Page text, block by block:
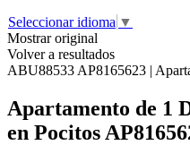
Seleccionar idioma ▼
Mostrar original
Volver a resultados
ABU88533 AP8165623 |
Apartamento de 1
en Pocitos